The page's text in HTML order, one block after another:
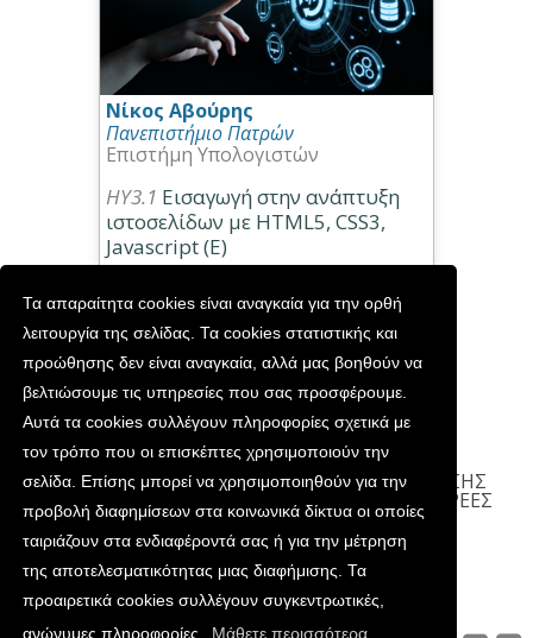
Τα απαραίτητα cookies είναι αναγκαία για την ορθή
λειτουργία της σελίδας. Τα cookies στατιστικής και
προώθησης δεν είναι αναγκαία, αλλά μας βοηθούν να
βελτιώσουμε τις υπηρεσίες που σας προσφέρουμε.
Αυτά τα cookies συλλέγουν πληροφορίες σχετικά με
τον τρόπο που οι επισκέπτες χρησιμοποιούν την
σελίδα. Επίσης μπορεί να χρησιμοποιηθούν για την
προβολή διαφημίσεων στα κοινωνικά δίκτυα οι οποίες
ταιριάζουν στα ενδιαφέροντά σας ή για την μέτρηση
της αποτελεσματικότητας μιας διαφήμισης. Τα
προαιρετικά cookies συλλέγουν συγκεντρωτικές,
ανώνυμες πληροφορίες.
Μάθετε περισσότερα
Νίκος Αβούρης
Πανεπιστήμιο Πατρών
Επιστήμη Υπολογιστών
ΗΥ3.1 Εισαγωγή στην ανάπτυξη
ιστοσελίδων με HTML5, CSS3,
Javascript (Ε)
Παρακολούθηση στον δικό σας ρυθμό
ΠΕΡΙ ΝΕΑ ΣΥΧΝΕΣ ΕΡΩΤΗΣΕΙΣ ΟΡΟΙ ΧΡΗΣΗΣ
ΠΡΟΣΩΠΙΚΑ ΔΕΔΟΜΕΝΑ ΕΠΙΚΟΙΝΩΝΙΑ ΔΩΡΕΕΣ
ΕΘΕΛΟΝΤΕΣ